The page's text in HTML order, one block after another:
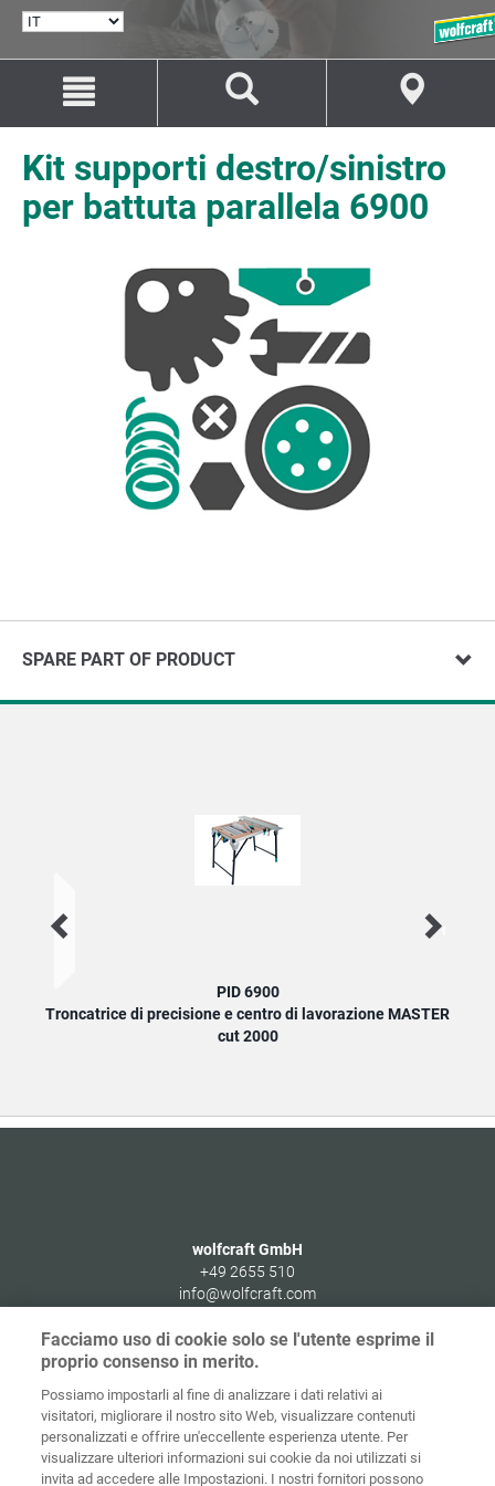
SELEZIONA
contenuto
navigazione
Kit supporti destro/sinistro
per battuta parallela 6900
SPARE PART OF PRODUCT
PID 6900
Troncatrice di precisione e centro di lavorazione MASTER
cut 2000
wolfcraft GmbH
+49 2655 510
info@wolfcraft.com
56746 Kempenich
Germany
Facciamo uso di cookie solo se l'utente esprime il
proprio consenso in merito.
Possiamo impostarli al fine di analizzare i dati relativi ai
visitatori, migliorare il nostro sito Web, visualizzare contenuti
personalizzati e offrire un'eccellente esperienza utente. Per
visualizzare ulteriori informazioni sui cookie da noi utilizzati si
invita ad accedere alle Impostazioni. I nostri fornitori possono